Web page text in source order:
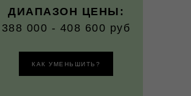
ДИАПАЗОН ЦЕНЫ:
388 000 - 408 600 руб
КАК УМЕНЬШИТЬ?